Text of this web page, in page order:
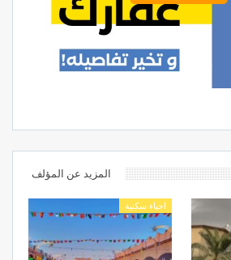
المزيد عن المؤلف
احياء سكنية